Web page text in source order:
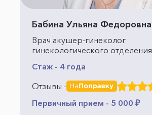
Бабина Ульяна Федоровна
Врач акушер-гинеколог
гинекологического отделения
Стаж - 4 года
Отзывы -
Первичный прием - 5 000 ₽